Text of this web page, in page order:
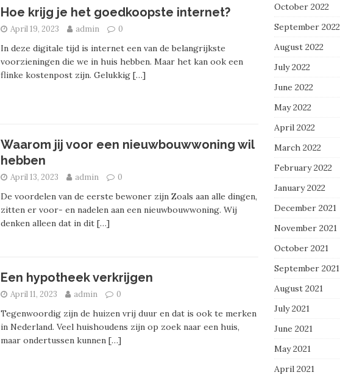
Hoe krijg je het goedkoopste internet?
April 19, 2023 admin 0
In deze digitale tijd is internet een van de belangrijkste
voorzieningen die we in huis hebben. Maar het kan ook een
flinke kostenpost zijn. Gelukkig […]
Waarom jij voor een nieuwbouwwoning wil
hebben
April 13, 2023 admin 0
De voordelen van de eerste bewoner zijn Zoals aan alle dingen,
zitten er voor- en nadelen aan een nieuwbouwwoning. Wij
denken alleen dat in dit […]
Een hypotheek verkrijgen
April 11, 2023 admin 0
Tegenwoordig zijn de huizen vrij duur en dat is ook te merken
in Nederland. Veel huishoudens zijn op zoek naar een huis,
maar ondertussen kunnen […]
October 2022
September 2022
August 2022
July 2022
June 2022
May 2022
April 2022
March 2022
February 2022
January 2022
December 2021
November 2021
October 2021
September 2021
August 2021
July 2021
June 2021
May 2021
April 2021